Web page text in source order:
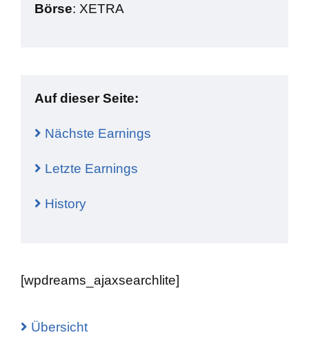
Börse: XETRA
Auf dieser Seite:
Nächste Earnings
Letzte Earnings
History
[wpdreams_ajaxsearchlite]
Übersicht